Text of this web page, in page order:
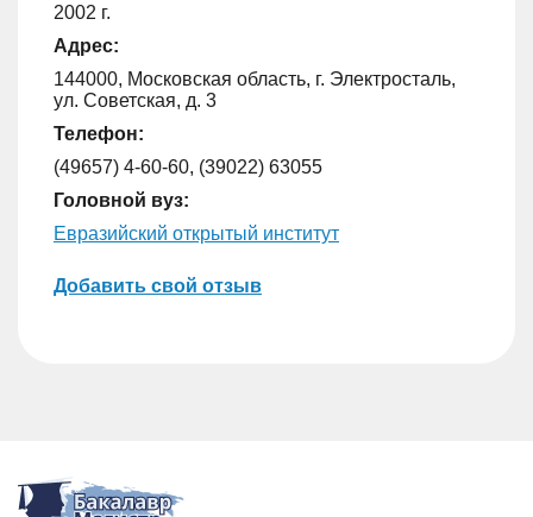
2002 г.
Адрес:
144000, Московская область, г. Электросталь,
ул. Советская, д. 3
Телефон:
(49657) 4-60-60, (39022) 63055
Головной вуз:
Евразийский открытый институт
Добавить свой отзыв